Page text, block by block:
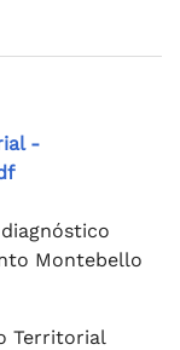
-
Montebello
Territorial